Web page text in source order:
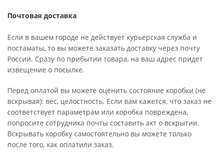
Почтовая доставка
Если в вашем городе не действует курьерская служба и
постаматы, то вы можете заказать доставку через почту
России. Сразу по прибытии товара, на ваш адрес придет
извещение о посылке.
Перед оплатой вы можете оценить состояние коробки (не
вскрывая): вес, целостность. Если вам кажется, что заказ не
соответствует параметрам или коробка повреждена,
попросите сотрудника почты составить акт о вскрытии.
Вскрывать коробку самостоятельно вы можете только
после того, как оплатили заказ.